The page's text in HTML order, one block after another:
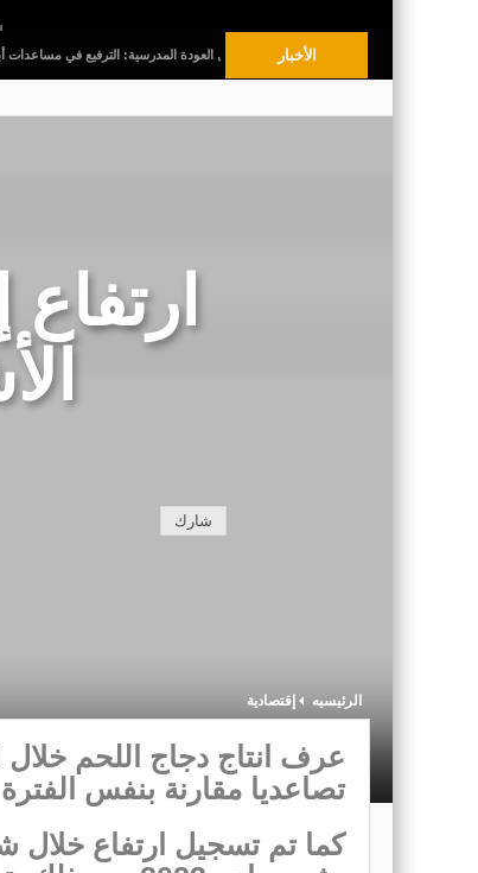
الأخبار
قبل العودة المدرسية: الترفيع في مساعدات أبناء العائلات
شارك
الرئيسيه إقتصادية
تصاعديا مقارنة بنفس الفترة من سنة 2023